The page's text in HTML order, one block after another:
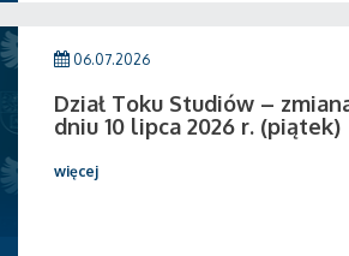
06.07.2026
Dział Toku Studiów –
dniu 10 lipca 2026 r. (piątek)
więcej